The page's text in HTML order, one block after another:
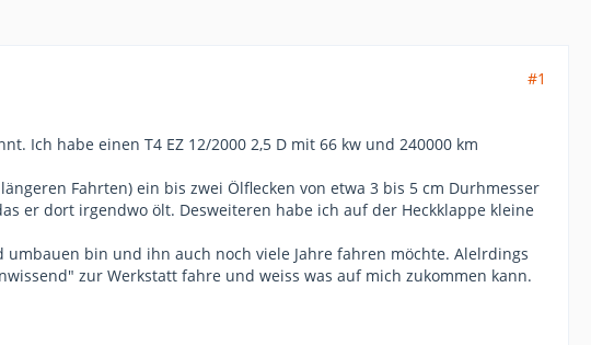
#1
Ich habe einen T4 EZ 12/2000 2,5 D mit 66 kw und 240000 km
Fahrten) ein bis zwei Ölflecken von etwa 3 bis 5 cm Durhmesser
er dort irgendwo ölt. Desweiteren habe ich auf der Heckklappe kleine
bin und ihn auch noch viele Jahre fahren möchte. Alelrdings
zur Werkstatt fahre und weiss was auf mich zukommen kann.